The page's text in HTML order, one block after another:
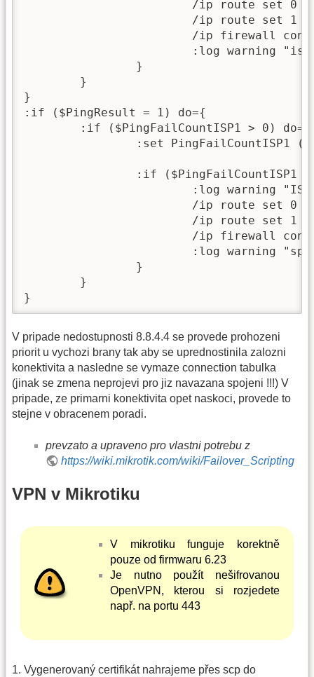
/ip firewall
}
:if ($PingResult = 1) do={
/ip firewall
}
V pripade nedostupnosti 8.8.4.4 se provede prohozeni
priorit u vychozi brany tak aby se uprednostinila zalozni
konektivita a nasledne se vymaze connection tabulka
(jinak se zmena neprojevi pro jiz navazana spojeni !!!) V
pripade, ze primarni konektivita opet naskoci, provede to
stejne v obracenem poradi.
prevzato a upraveno pro vlastni potrebu z
https://wiki.mikrotik.com/wiki/Failover_Scripting
VPN v Mikrotiku
V mikrotiku funguje korektně
pouze od firmwaru 6.23
Je nutno použít nešifrovanou
OpenVPN, kterou si rozjedete
např. na portu 443
1. Vygenerovaný certifikát nahrajeme přes scp do